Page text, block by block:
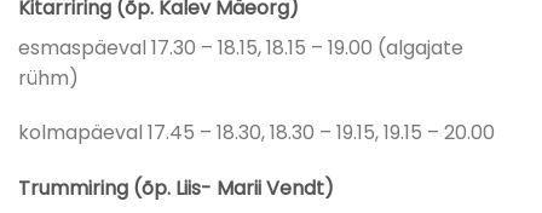
Kitarriring (õp. Kalev Mäeorg)
esmaspäeval 17.30 – 18.15, 18.15 – 19.00 (algajate
rühm)
kolmapäeval 17.45 – 18.30, 18.30 – 19.15, 19.15 – 20.00
Trummiring (õp. Liis- Marii Vendt)